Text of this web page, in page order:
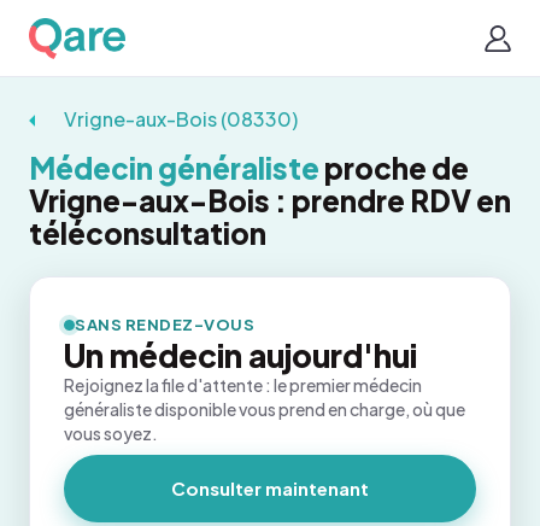
Vrigne-aux-Bois (08330)
Médecin généraliste proche de
Vrigne-aux-Bois : prendre RDV en
téléconsultation
SANS RENDEZ-VOUS
Un médecin aujourd'hui
Rejoignez la file d'attente : le premier médecin
généraliste disponible vous prend en charge, où que
vous soyez.
Consulter maintenant